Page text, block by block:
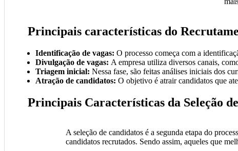
Principais características do
Identificação de vagas: O processo começa com a
Divulgação de vagas: A empresa utiliza diversos canais,
Triagem inicial: Nessa fase, são feitas análises iniciais dos
Atração de candidatos: O objetivo é atrair candidatos que
Principais Características da Seleção
A seleção de candidatos é a segunda etapa do
candidatos recrutados. Sendo assim, aqueles que